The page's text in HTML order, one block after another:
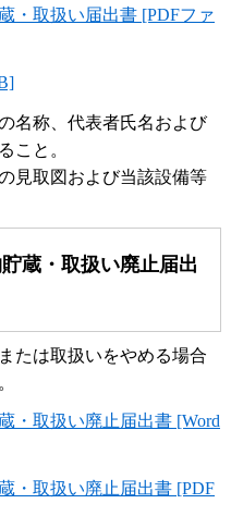
・取扱い届出書 [PDFファ
称、代表者氏名および
こと。
取図および当該設備等
蔵・取扱い廃止届出
たは取扱いをやめる場合
・取扱い廃止届出書 [Word
・取扱い廃止届出書 [PDF